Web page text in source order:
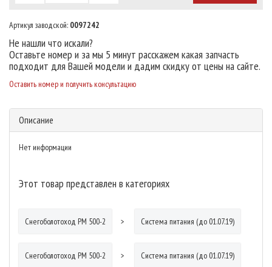
Артикул заводской: 0097242
Не нашли что искали?
Оставьте номер и за мы 5 минут расскажем какая запчасть
подходит для Вашей модели и дадим скидку от цены на сайте.
Оставить номер и получить консультацию
Описание
Нет информации
Этот товар представлен в категориях
Снегоболотоход РМ 500-2 Система питания (до 01.07.19)
Снегоболотоход РМ 500-2 Система питания (до 01.07.19)